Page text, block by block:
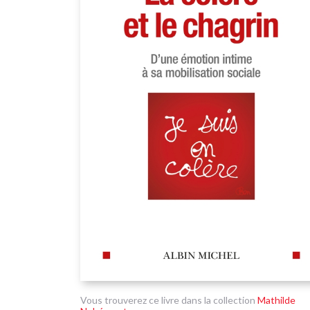
Vous trouverez ce livre dans la collection Mathilde